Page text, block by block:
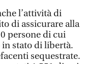
l’attività di
di assicurare alla
persone di cui
in stato di libertà.
sequestrate.